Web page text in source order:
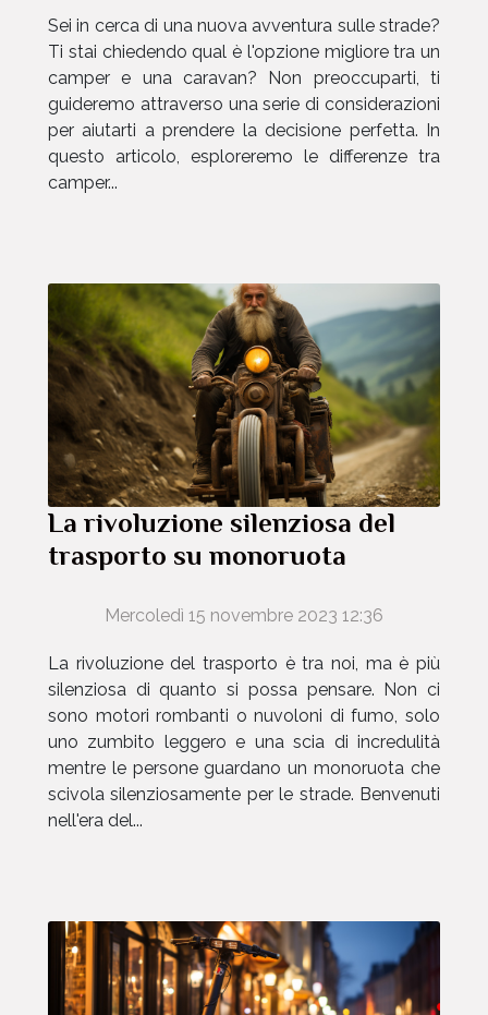
Sei in cerca di una nuova avventura sulle strade?
Ti stai chiedendo qual è l'opzione migliore tra un
camper e una caravan? Non preoccuparti, ti
guideremo attraverso una serie di considerazioni
per aiutarti a prendere la decisione perfetta. In
questo articolo, esploreremo le differenze tra
camper...
La rivoluzione silenziosa del
trasporto su monoruota
Mercoledì 15 novembre 2023 12:36
La rivoluzione del trasporto è tra noi, ma è più
silenziosa di quanto si possa pensare. Non ci
sono motori rombanti o nuvoloni di fumo, solo
uno zumbito leggero e una scia di incredulità
mentre le persone guardano un monoruota che
scivola silenziosamente per le strade. Benvenuti
nell'era del...